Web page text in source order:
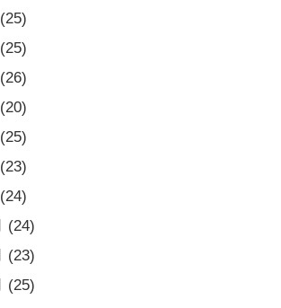
(25)
(25)
(26)
(20)
(25)
(23)
(24)
(24)
(23)
(25)